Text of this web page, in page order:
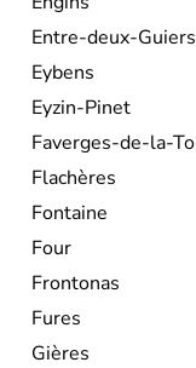
Entre-deux-Guiers
Eybens
Eyzin-Pinet
Faverges-de-la-
Flachères
Fontaine
Four
Frontonas
Fures
Gières